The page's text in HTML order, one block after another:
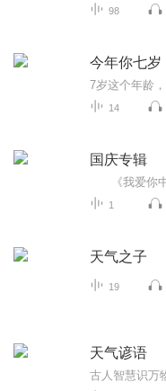
98
今年你七岁
14
国庆专辑
1
天气之子
19
天气谚语